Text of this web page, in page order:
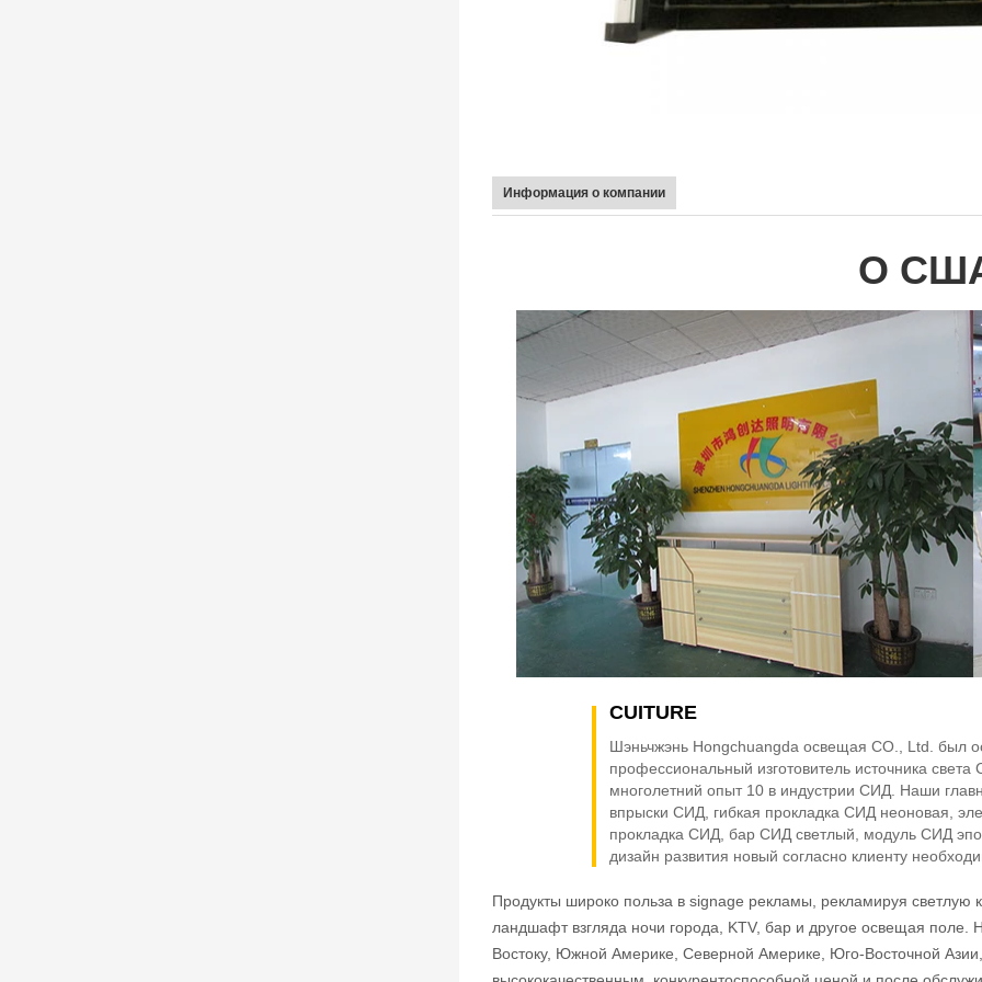
Информация о компании
О
CUITURE
Шэньчжэнь Hongchuangda освещая CO., Ltd. был
профессиональный изготовитель источника
многолетний опыт 10 в индустрии СИД. Наши
впрыски СИД, гибкая прокладка СИД неоновая,
прокладка СИД, бар СИД светлый, модуль СИД
дизайн развития новый согласно клиенту
Продукты широко польза в signage рекламы, рекламируя светлую
ландшафт взгляда ночи города, KTV, бар и другое освещая
Востоку, Южной Америке, Северной Америке, Юго-Восточной